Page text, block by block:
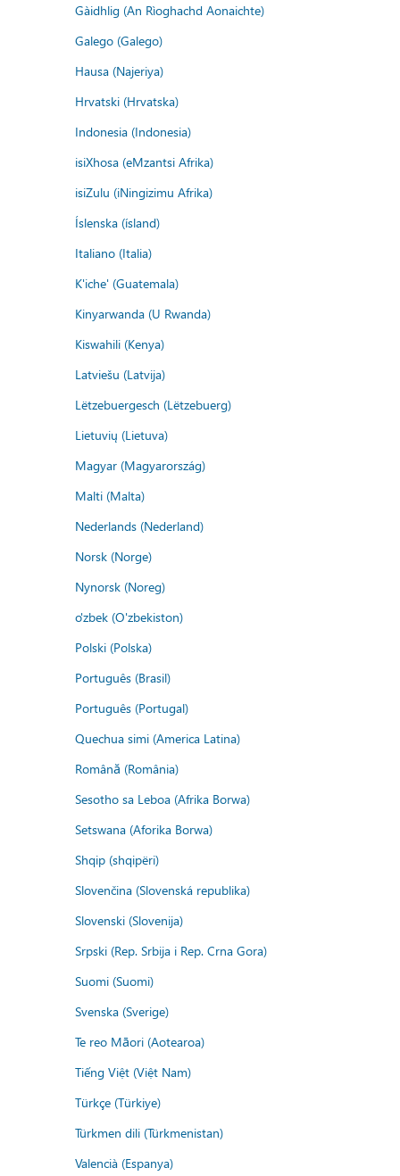
Gàidhlig (An Rìoghachd Aonaichte)
Galego (Galego)
Hausa (Najeriya)
Hrvatski (Hrvatska)
Indonesia (Indonesia)
isiXhosa (eMzantsi Afrika)
isiZulu (iNingizimu Afrika)
Íslenska (ísland)
Italiano (Italia)
K'iche' (Guatemala)
Kinyarwanda (U Rwanda)
Kiswahili (Kenya)
Latviešu (Latvija)
Lëtzebuergesch (Lëtzebuerg)
Lietuvių (Lietuva)
Magyar (Magyarország)
Malti (Malta)
Nederlands (Nederland)
Norsk (Norge)
Nynorsk (Noreg)
o'zbek (O'zbekiston)
Polski (Polska)
Português (Brasil)
Português (Portugal)
Quechua simi (America Latina)
Română (România)
Sesotho sa Leboa (Afrika Borwa)
Setswana (Aforika Borwa)
Shqip (shqipëri)
Slovenčina (Slovenská republika)
Slovenski (Slovenija)
Srpski (Rep. Srbija i Rep. Crna Gora)
Suomi (Suomi)
Svenska (Sverige)
Te reo Māori (Aotearoa)
Tiếng Việt (Việt Nam)
Türkçe (Türkiye)
Türkmen dili (Türkmenistan)
Valencià (Espanya)